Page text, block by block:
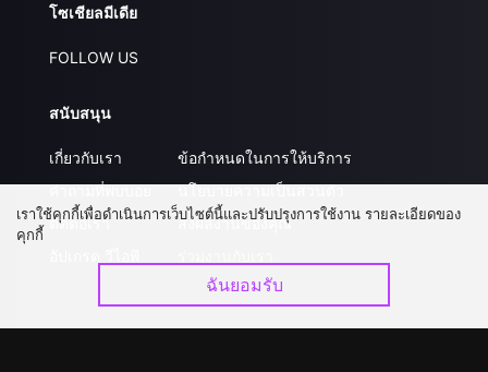
โซเชียลมีเดีย
FOLLOW US
สนับสนุน
เกี่ยวกับเรา
คำถามที่พบบ่อย
ติดต่อเรา
ข้อกำหนดในการให้บริการ
นโยบายความเป็นส่วนตัว
ส่งผลงานของคุณ
เราใช้คุกกี้เพื่อดำเนินการเว็บไซต์นี้และปรับปรุงการใช้งาน รายละเอียดของ
คุกกี้
ฉันยอมรับ